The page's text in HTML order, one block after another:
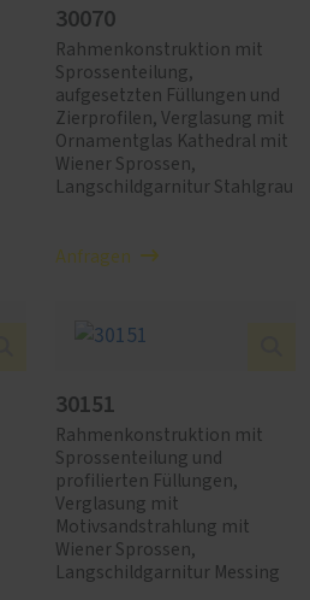
30070
Rahmenkonstruktion mit
Sprossenteilung,
aufgesetzten Füllungen und
Zierprofilen, Verglasung mit
Ornamentglas Kathedral mit
Wiener Sprossen,
Langschildgarnitur Stahlgrau
Anfragen
30151
Rahmenkonstruktion mit
Sprossenteilung und
profilierten Füllungen,
Verglasung mit
Motivsandstrahlung mit
Wiener Sprossen,
Langschildgarnitur Messing